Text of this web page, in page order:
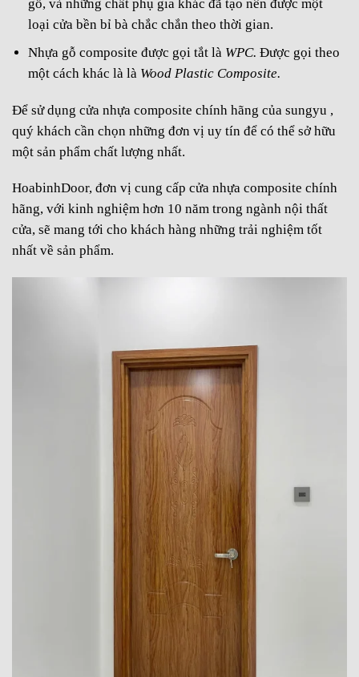
gỗ, và những chất phụ gia khác đã tạo nên được một
loại cửa bền bỉ bà chắc chắn theo thời gian.
Nhựa gỗ composite được gọi tắt là WPC. Được gọi theo
một cách khác là là Wood Plastic Composite.
Để sử dụng cửa nhựa composite chính hãng của sungyu ,
quý khách cần chọn những đơn vị uy tín để có thể sở hữu
một sản phẩm chất lượng nhất.
HoabinhDoor, đơn vị cung cấp cửa nhựa composite chính
hãng, với kinh nghiệm hơn 10 năm trong ngành nội thất
cửa, sẽ mang tới cho khách hàng những trải nghiệm tốt
nhất về sản phẩm.